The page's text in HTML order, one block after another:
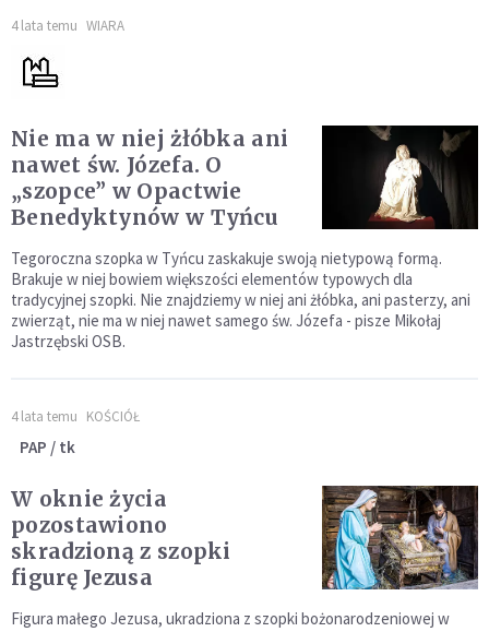
4 lata temu WIARA
Nie ma w niej żłóbka ani
nawet św. Józefa. O
„szopce” w Opactwie
Benedyktynów w Tyńcu
Tegoroczna szopka w Tyńcu zaskakuje swoją nietypową formą.
Brakuje w niej bowiem większości elementów typowych dla
tradycyjnej szopki. Nie znajdziemy w niej ani żłóbka, ani pasterzy, ani
zwierząt, nie ma w niej nawet samego św. Józefa - pisze Mikołaj
Jastrzębski OSB.
4 lata temu KOŚCIÓŁ
PAP / tk
W oknie życia
pozostawiono
skradzioną z szopki
figurę Jezusa
Figura małego Jezusa, ukradziona z szopki bożonarodzeniowej w